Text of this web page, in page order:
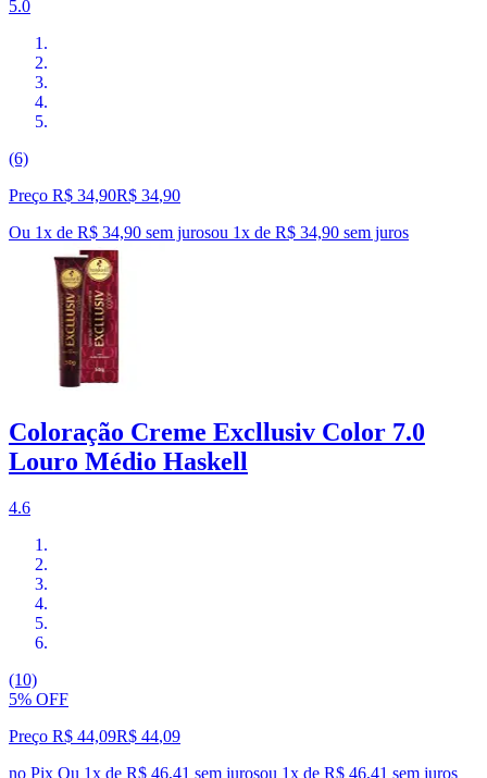
5.0
(6)
Preço R$ 34,90R$ 34,90
Ou 1x de R$ 34,90 sem jurosou 1x de R$ 34,90 sem juros
Coloração Creme Excllusiv Color 7.0
Louro Médio Haskell
4.6
(10)
5% OFF
Preço R$ 44,09R$ 44,09
no Pix Ou 1x de R$ 46,41 sem jurosou 1x de R$ 46,41 sem juros